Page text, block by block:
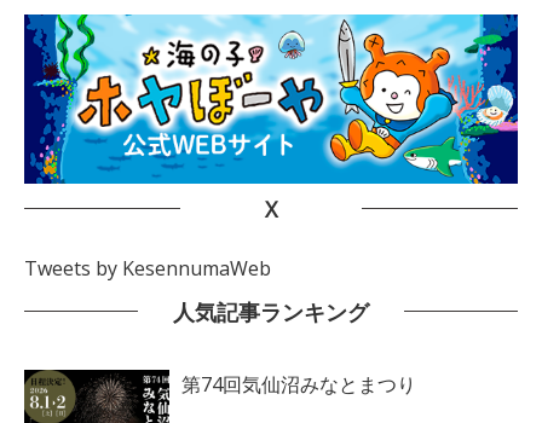
X
Tweets by KesennumaWeb
人気記事ランキング
第74回気仙沼みなとまつり